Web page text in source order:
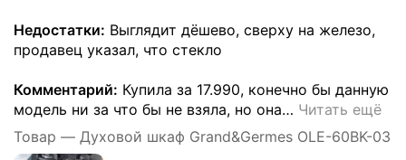
Недостатки: Выглядит дёшево, сверху на железо,
продавец указал, что стекло
Комментарий: Купила за 17.990, конечно бы данную
модель ни за что бы не взяла, но она… Читать ещё
Товар — Духовой шкаф Grand&Germes OLE-60BK-03